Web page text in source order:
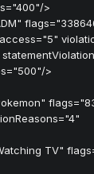
>
>
TV"